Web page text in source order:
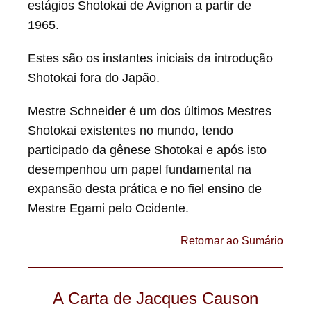
estágios Shotokai de Avignon a partir de
1965.
Estes são os instantes iniciais da introdução
Shotokai fora do Japão.
Mestre Schneider é um dos últimos Mestres
Shotokai existentes no mundo, tendo
participado da gênese Shotokai e após isto
desempenhou um papel fundamental na
expansão desta prática e no fiel ensino de
Mestre Egami pelo Ocidente.
Retornar ao Sumário
A Carta de Jacques Causon